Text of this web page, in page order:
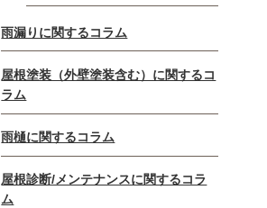
雨漏りに関するコラム
屋根塗装（外壁塗装含む）に関するコ
ラム
雨樋に関するコラム
屋根診断/メンテナンスに関するコラ
ム